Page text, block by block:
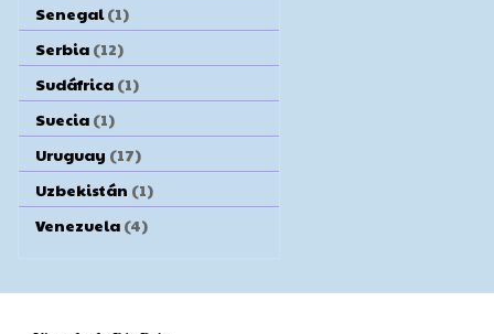
Senegal (1)
Serbia (12)
Sudáfrica (1)
Suecia (1)
Uruguay (17)
Uzbekistán (1)
Venezuela (4)